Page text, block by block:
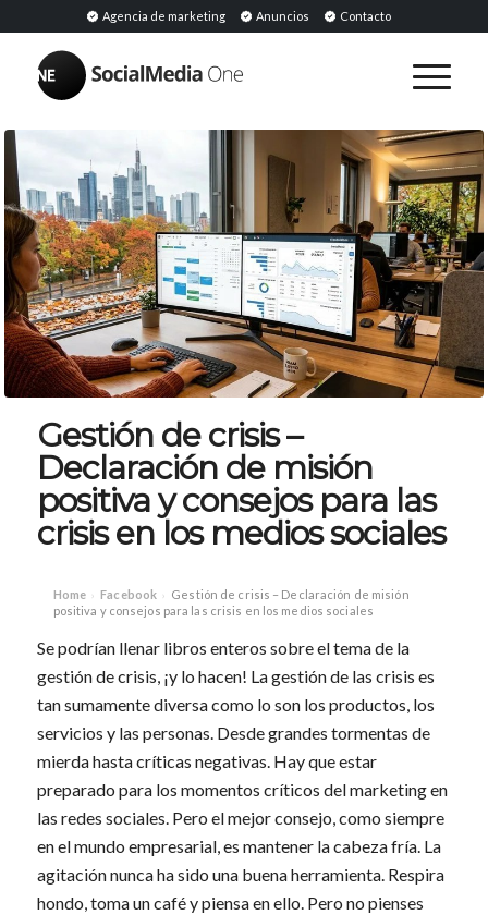
Agencia de marketing Anuncios Contacto
Gestión de crisis –
Declaración de misión
positiva y consejos para las
crisis en los medios sociales
Home › Facebook › Gestión de crisis – Declaración de misión
positiva y consejos para las crisis en los medios sociales
Se podrían llenar libros enteros sobre el tema de la
gestión de crisis, ¡y lo hacen! La gestión de las crisis es
tan sumamente diversa como lo son los productos, los
servicios y las personas. Desde grandes tormentas de
mierda hasta críticas negativas. Hay que estar
preparado para los momentos críticos del marketing en
las redes sociales. Pero el mejor consejo, como siempre
en el mundo empresarial, es mantener la cabeza fría. La
agitación nunca ha sido una buena herramienta. Respira
hondo, toma un café y piensa en ello. Pero no pienses